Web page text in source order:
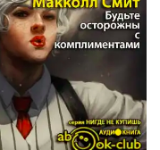
32:11
28:52
31:47